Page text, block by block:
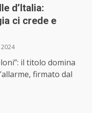
d’Italia:
ci crede e
il titolo domina
firmato dal